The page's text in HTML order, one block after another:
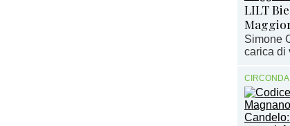
LILT
Simone
carica di